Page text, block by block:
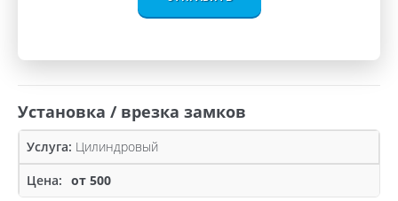
Установка / врезка замков
Цилиндровый
от 500